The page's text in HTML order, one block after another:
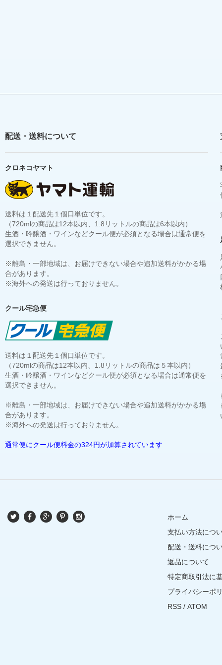
配送・送料について
クロネコヤマト
送料は１配送先１個口単位です。
（720mlの商品は12本以内、1.8リットルの商品は6本以内）
生酒・吟醸酒・ワインなどクール便が必須となる場合は通常便を
選択できません。
※離島・一部地域は、お届けできない場合や追加送料がかかる場
合があります。
※海外への発送は行っておりません。
クール宅急便
送料は１配送先１個口単位です。
（720mlの商品は12本以内、1.8リットルの商品は５本以内）
生酒・吟醸酒・ワインなどクール便が必須となる場合は通常便を
選択できません。
※離島・一部地域は、お届けできない場合や追加送料がかかる場
合があります。
※海外への発送は行っておりません。
通常便にクール便料金の324円が加算されています
ホーム
支払い方法につ
配送・送料につ
返品について
特定商取引法に
プライバシーポ
RSS / ATOM